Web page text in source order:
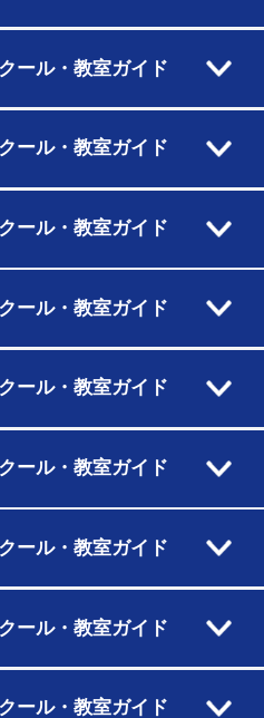
ール・教室ガイド
ール・教室ガイド
ール・教室ガイド
ール・教室ガイド
ール・教室ガイド
ール・教室ガイド
ール・教室ガイド
ール・教室ガイド
ール・教室ガイド